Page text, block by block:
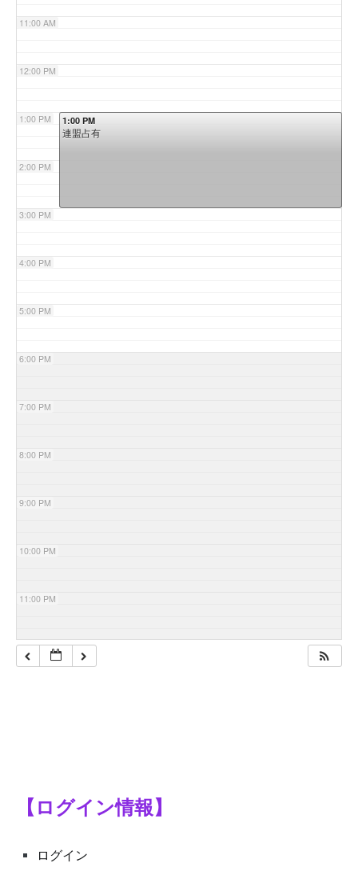
11:00 AM
12:00 PM
1:00 PM
2:00 PM
3:00 PM
4:00 PM
5:00 PM
6:00 PM
7:00 PM
8:00 PM
9:00 PM
10:00 PM
11:00 PM
1:00 PM
連盟占有
【ログイン情報】
ログイン